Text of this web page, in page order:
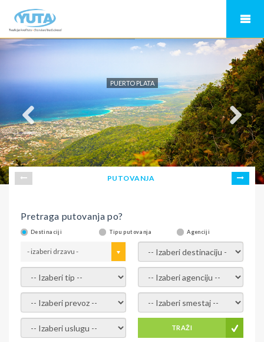
PUERTO PLATA
PUTOVANJA
Pretraga putovanja po?
Destinaciji Tipu putovanja Agenciji
- izaberi drzavu - - izaberi destinaciju -
- izaberi tip - - izaberi agenciju -
- izaberi prevoz - - Izaberite smestaj -
- Izaberite uslugu - TRAŽI